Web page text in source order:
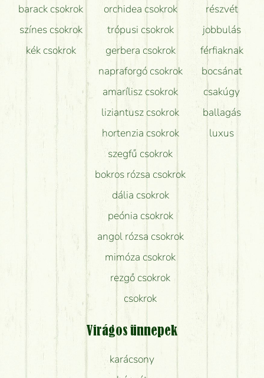
barack csokrok
színes csokrok
kék csokrok
orchidea csokrok
trópusi csokrok
gerbera csokrok
napraforgó csokrok
amarílisz csokrok
liziantusz csokrok
hortenzia csokrok
szegfű csokrok
bokros rózsa csokrok
dália csokrok
peónia csokrok
angol rózsa csokrok
mimóza csokrok
rezgő csokrok
csokrok
részvét
jobbulás
férfiaknak
bocsánat
csakúgy
ballagás
luxus
Virágos ünnepek
karácsony